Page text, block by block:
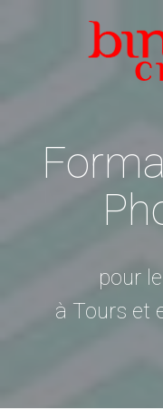
pour
à Tours et